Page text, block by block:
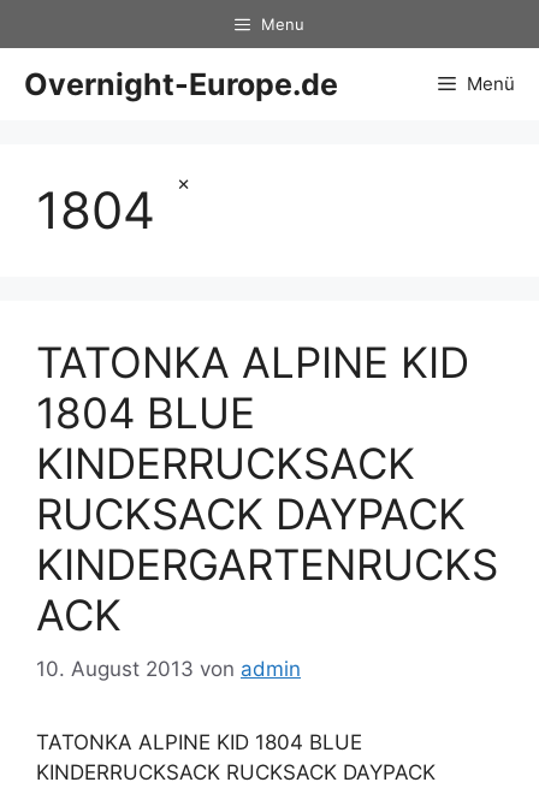
×
Inhalt
springen
Menu
Overnight-Europe.de Menü
1804
TATONKA ALPINE KID
1804 BLUE
KINDERRUCKSACK
RUCKSACK DAYPACK
KINDERGARTENRUCKS
ACK
10. August 2013 von admin
TATONKA ALPINE KID 1804 BLUE
KINDERRUCKSACK RUCKSACK DAYPACK